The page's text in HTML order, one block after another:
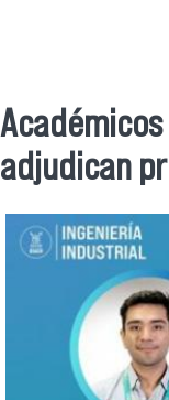
Se
adjudican